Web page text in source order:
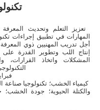
تعزيز التعلم وتحديث المعرفة
المهارات في تطبيق إجراءات
أجل تدريب المهنيين ذوي المعرفة
إنتاج اللب وتطوير القدرة
المشكلات واتخاذ القرارات،
فبراير
كيمياء الخشب؛ تكنولوجيا صناعة
والكتلة الحيوية؛ جودة